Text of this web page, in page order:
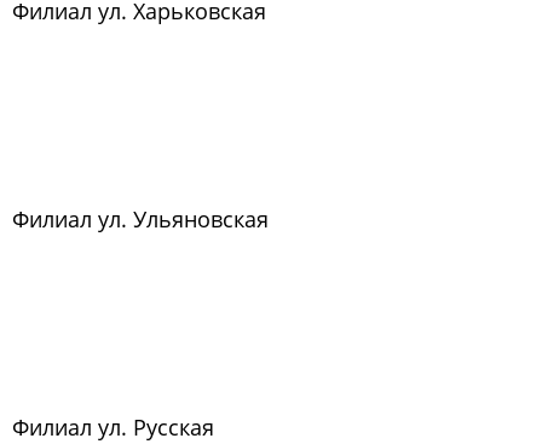
Филиал ул. Харьковская
Филиал ул. Ульяновская
Филиал ул. Русская